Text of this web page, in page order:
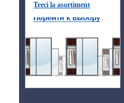
Treci la asortiment